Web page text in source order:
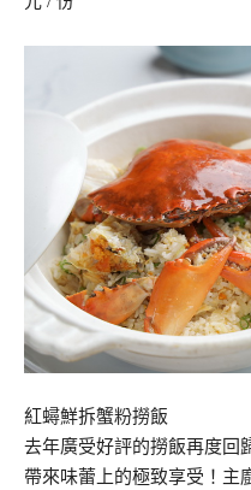
紅蟳鮮拆蟹粉撈飯
去年廣受好評的撈飯再度回
帶來味蕾上的極致享受！主